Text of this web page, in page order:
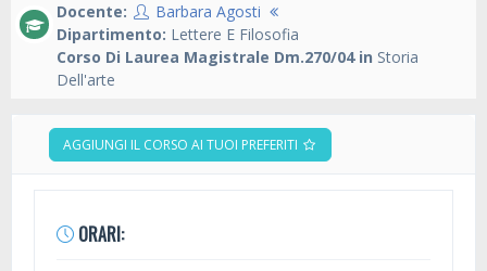
Docente:
Barbara Agosti
Dipartimento: Lettere E Filosofia
Corso Di Laurea Magistrale Dm.270/04 in Storia
Dell'arte
AGGIUNGI IL CORSO AI TUOI PREFERITI
ORARI: